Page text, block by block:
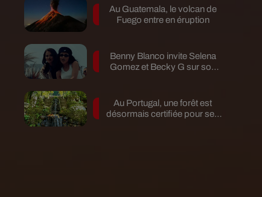
Au Guatemala, le volcan de
Fuego entre en éruption
Benny Blanco invite Selena
Gomez et Becky G sur son
Au Portugal, une forêt est
désormais certifiée pour ses